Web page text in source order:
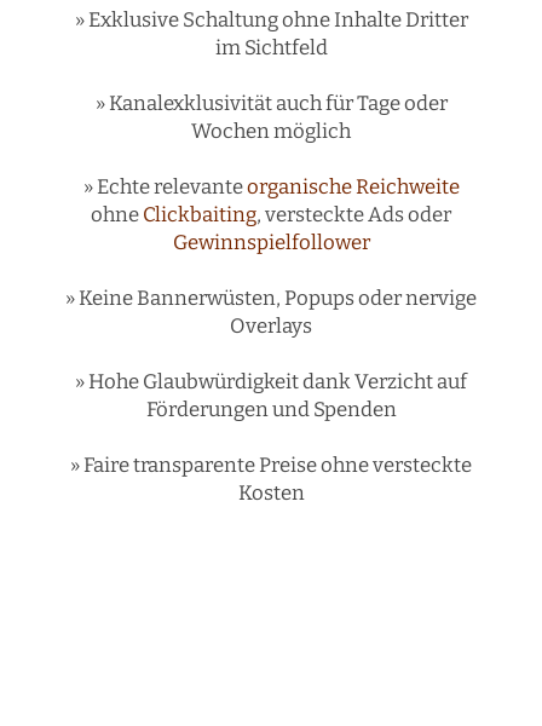
» Exklusive Schaltung ohne Inhalte Dritter
im Sichtfeld
» Kanalexklusivität auch für Tage oder
Wochen möglich
» Echte relevanteorganische Reichweite
ohne Clickbaiting, versteckte Ads oder
Gewinnspielfollower
» Keine Bannerwüsten, Popups oder nervige
Overlays
» Hohe Glaubwürdigkeit dank Verzicht auf
Förderungen und Spenden
» Faire transparente Preise ohne versteckte
Kosten